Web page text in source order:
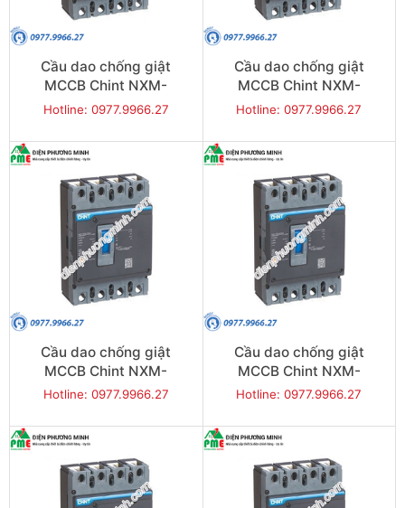
Cầu dao chống giật
MCCB Chint NXM-
250S/4300-160 35KA 4P
Hotline: 0977.9966.27
Cầu dao chống giật
MCCB Chint NXM-
250S/4300-200 35KA 4P
Hotline: 0977.9966.27
Cầu dao chống giật
MCCB Chint NXM-
250S/4300-250 35KA 4P
Hotline: 0977.9966.27
Cầu dao chống giật
MCCB Chint NXM-
400S/4300-350 50KA 4P
Hotline: 0977.9966.27